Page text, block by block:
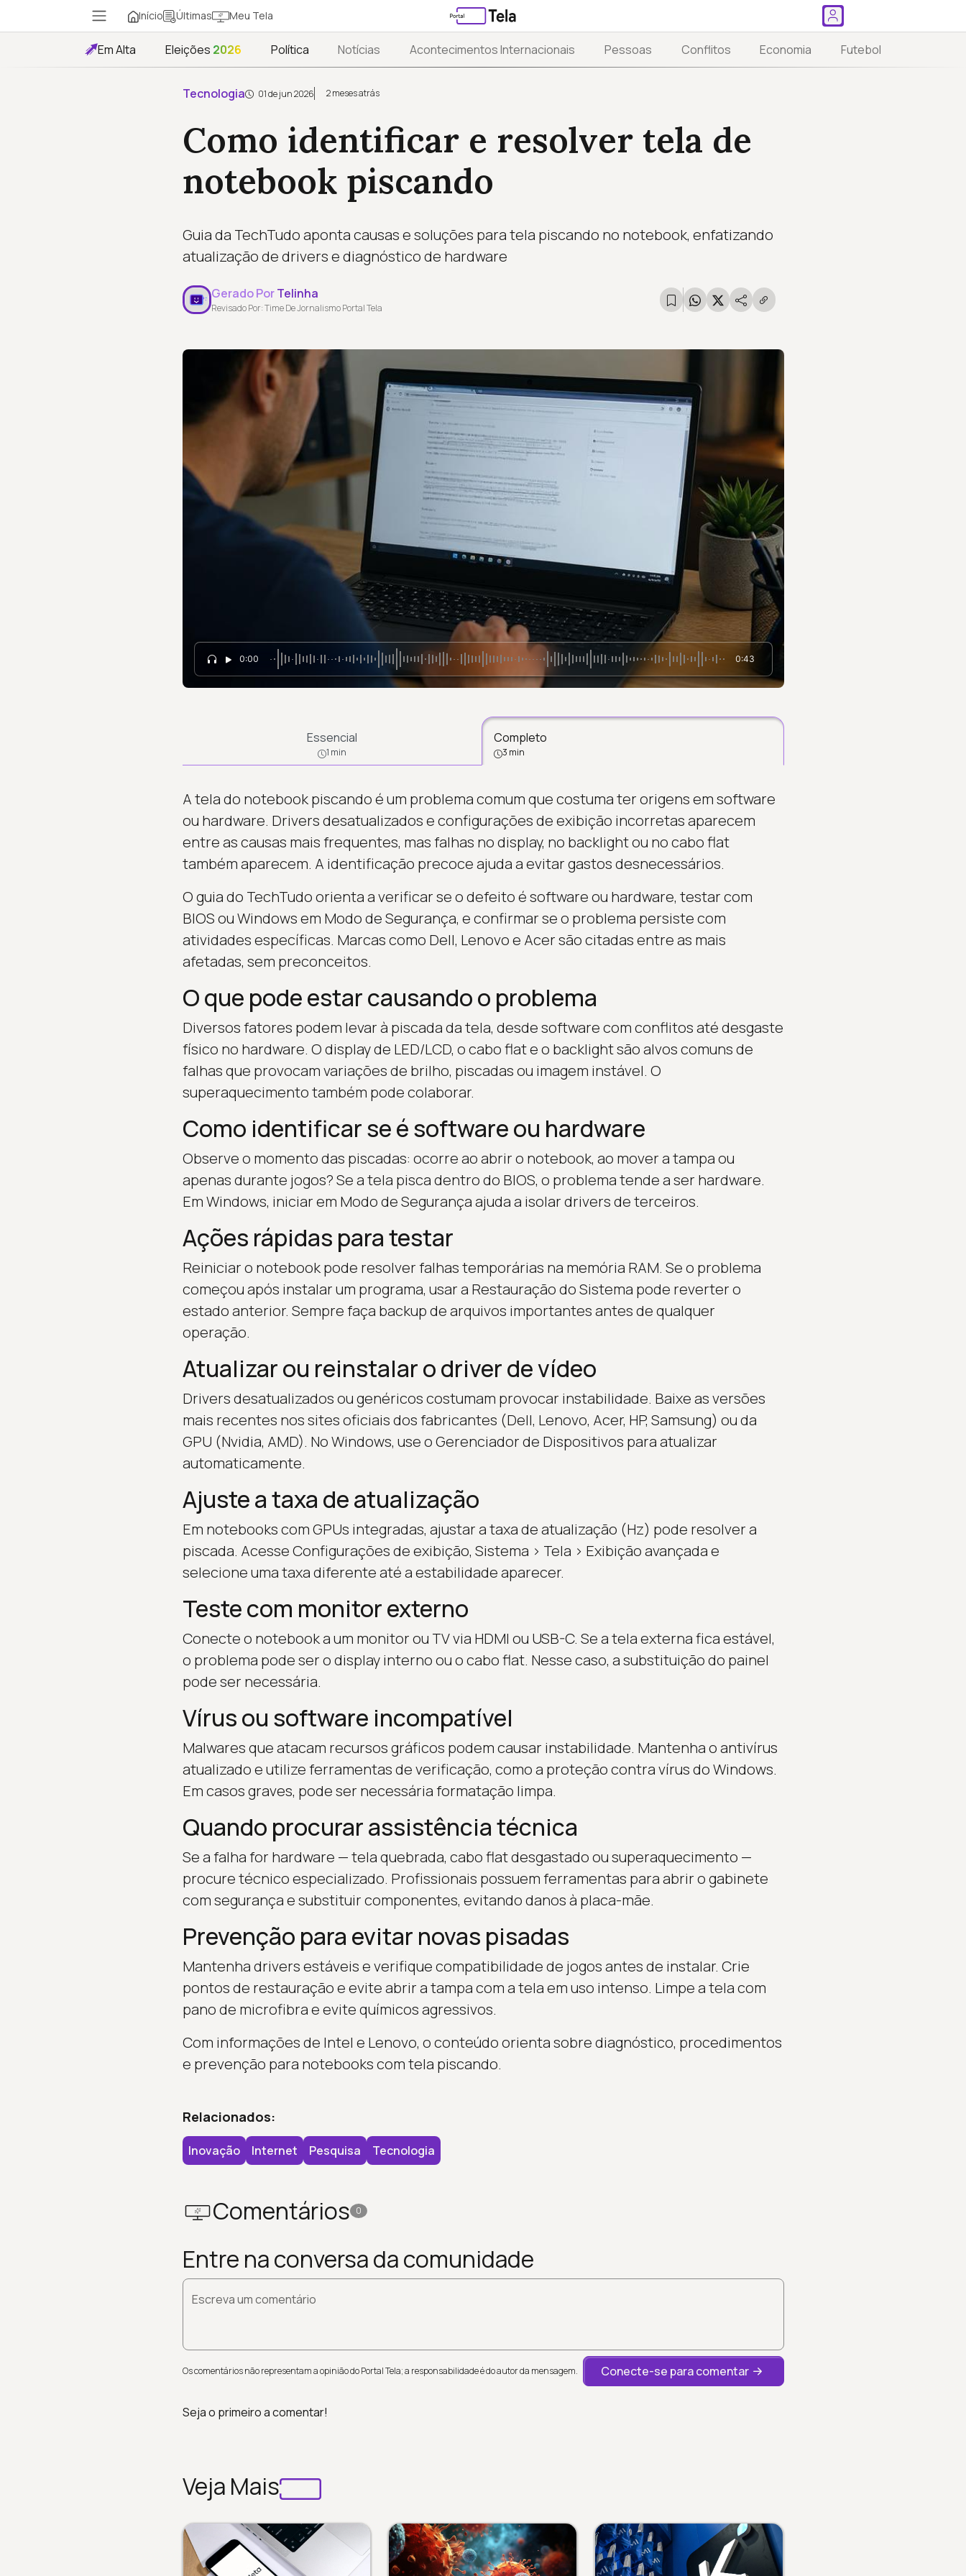
Início Últimas Meu Tela
Em Alta Eleições 2026 Política Notícias Acontecimentos Internacionais Pessoas Conflitos Economia Futebol
Tecnologia 01 de jun 2026 2 meses atrás
Como identificar e resolver tela de
notebook piscando
Guia da TechTudo aponta causas e soluções para tela piscando no notebook, enfatizando
atualização de drivers e diagnóstico de hardware
Gerado PorTelinha
Revisado Por: Time De Jornalismo Portal Tela
0:00 0:43
Essencial
1 min
Completo
3 min
A tela do notebook piscando é um problema comum que costuma ter origens em software
ou hardware. Drivers desatualizados e configurações de exibição incorretas aparecem
entre as causas mais frequentes, mas falhas no display, no backlight ou no cabo flat
também aparecem. A identificação precoce ajuda a evitar gastos desnecessários.
O guia do TechTudo orienta a verificar se o defeito é software ou hardware, testar com
BIOS ou Windows em Modo de Segurança, e confirmar se o problema persiste com
atividades específicas. Marcas como Dell, Lenovo e Acer são citadas entre as mais
afetadas, sem preconceitos.
O que pode estar causando o problema
Diversos fatores podem levar à piscada da tela, desde software com conflitos até desgaste
físico no hardware. O display de LED/LCD, o cabo flat e o backlight são alvos comuns de
falhas que provocam variações de brilho, piscadas ou imagem instável. O
superaquecimento também pode colaborar.
Como identificar se é software ou hardware
Observe o momento das piscadas: ocorre ao abrir o notebook, ao mover a tampa ou
apenas durante jogos? Se a tela pisca dentro do BIOS, o problema tende a ser hardware.
Em Windows, iniciar em Modo de Segurança ajuda a isolar drivers de terceiros.
Ações rápidas para testar
Reiniciar o notebook pode resolver falhas temporárias na memória RAM. Se o problema
começou após instalar um programa, usar a Restauração do Sistema pode reverter o
estado anterior. Sempre faça backup de arquivos importantes antes de qualquer
operação.
Atualizar ou reinstalar o driver de vídeo
Drivers desatualizados ou genéricos costumam provocar instabilidade. Baixe as versões
mais recentes nos sites oficiais dos fabricantes (Dell, Lenovo, Acer, HP, Samsung) ou da
GPU (Nvidia, AMD). No Windows, use o Gerenciador de Dispositivos para atualizar
automaticamente.
Ajuste a taxa de atualização
Em notebooks com GPUs integradas, ajustar a taxa de atualização (Hz) pode resolver a
piscada. Acesse Configurações de exibição, Sistema > Tela > Exibição avançada e
selecione uma taxa diferente até a estabilidade aparecer.
Teste com monitor externo
Conecte o notebook a um monitor ou TV via HDMI ou USB-C. Se a tela externa fica estável,
o problema pode ser o display interno ou o cabo flat. Nesse caso, a substituição do painel
pode ser necessária.
Vírus ou software incompatível
Malwares que atacam recursos gráficos podem causar instabilidade. Mantenha o antivírus
atualizado e utilize ferramentas de verificação, como a proteção contra vírus do Windows.
Em casos graves, pode ser necessária formatação limpa.
Quando procurar assistência técnica
Se a falha for hardware — tela quebrada, cabo flat desgastado ou superaquecimento —
procure técnico especializado. Profissionais possuem ferramentas para abrir o gabinete
com segurança e substituir componentes, evitando danos à placa-mãe.
Prevenção para evitar novas pisadas
Mantenha drivers estáveis e verifique compatibilidade de jogos antes de instalar. Crie
pontos de restauração e evite abrir a tampa com a tela em uso intenso. Limpe a tela com
pano de microfibra e evite químicos agressivos.
Com informações de Intel e Lenovo, o conteúdo orienta sobre diagnóstico, procedimentos
e prevenção para notebooks com tela piscando.
Relacionados:
Inovação Internet Pesquisa Tecnologia
Comentários 0
Entre na conversa da comunidade
Escreva um comentário
Os comentários não representam a opinião do Portal Tela; a responsabilidade é do autor da mensagem. Conecte-se para comentar
Seja o primeiro a comentar!
Veja Mais